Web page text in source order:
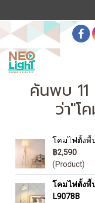
ค้นพบ 11
ว่า"โ
โคมไฟตั้งพื้
฿2,590
(Product)
โคมไฟตั้งพื้
L9078B